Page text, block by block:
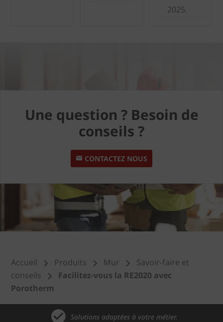
2025.
Une question ? Besoin de
conseils ?
CONTACTEZ NOUS
Accueil Produits Mur
Savoir-faire et
conseils
Facilitez-vous la RE2020 avec
Porotherm
Solutions adaptées à votre métier.